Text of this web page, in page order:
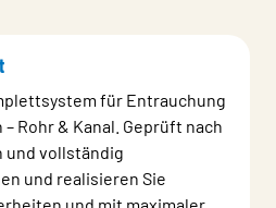
für Entrauchung
Rohr & Kanal. Geprüft nach
und vollständig
und realisieren Sie